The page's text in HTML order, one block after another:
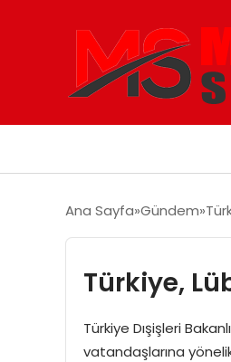
Ana Sayfa Gündem
Türkiye,
Türkiye Dışişleri
vatandaşlarına